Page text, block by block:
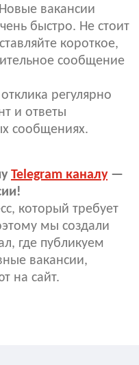
Новые вакансии
быстро. Не стоит
короткое,
сообщение
регулярно
и ответы
сообщениях.
Telegram каналу—
который требует
мы создали
где публикуем
вакансии,
на сайт.